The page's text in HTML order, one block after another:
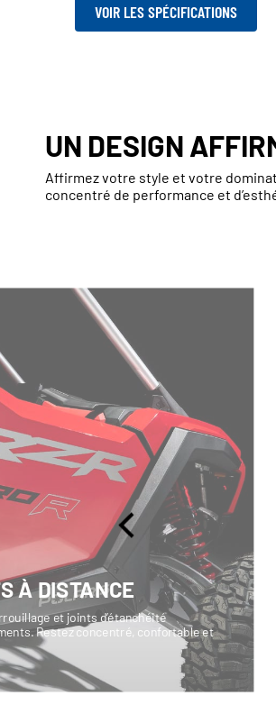
VOIR LES SPÉCIFICATIONS
UN DESIGN
Affirmez votre style et votre
concentré de performance et
À DISTANCE
et joints d’étanchéité
Restez concentré, confortable et